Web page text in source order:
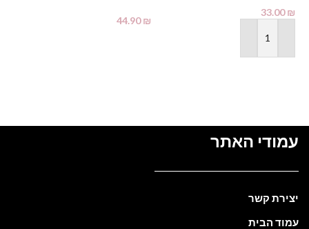
Alcohol
33.00₪
הוספה לסל
44.90₪
עמודי האתר
יצירת קשר
עמוד הבית